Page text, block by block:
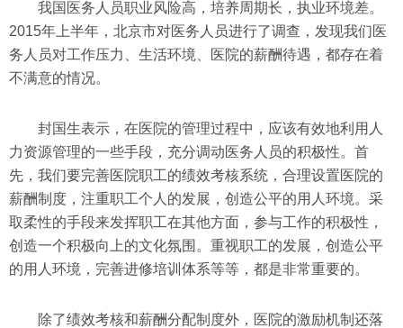
我国医务人员职业风险高，培养周期长，执业环境差。
2015年上半年，北京市对医务人员进行了调查，发现我们医
务人员对工作压力、生活环境、医院的薪酬待遇，都存在着
不满意的情况。
封国生表示，在医院的管理过程中，应该有效地利用人
力资源管理的一些手段，充分调动医务人员的积极性。首
先，我们要完善医院职工的绩效考核系统，合理设置医院的
薪酬制度，注重职工个人的发展，创造公平的用人环境。采
取柔性的手段来发挥职工在其他方面，参与工作的积极性，
创造一个积极向上的文化氛围。重视职工的发展，创造公平
的用人环境，完善进修培训体系等等，都是非常重要的。
除了绩效考核和薪酬分配制度外，医院的激励机制还落